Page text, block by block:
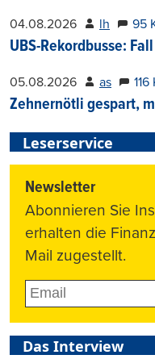
04.08.2026 lh 95
UBS-Rekordbusse:
05.08.2026 as
Zehnernötli gespart,
Leserservice
Newsletter
Abonnieren Sie
erhalten die
Mail zugestellt.
Das Interview